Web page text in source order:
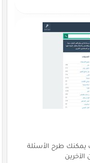
يمكنك طرح الأسئلة